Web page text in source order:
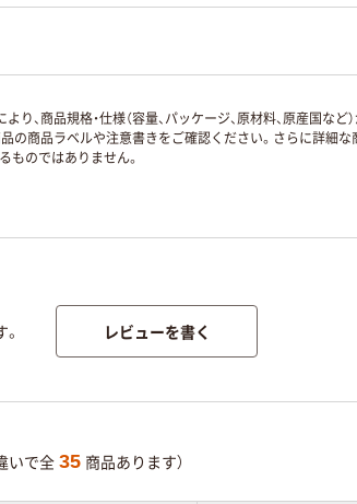
商品規格・仕様（容量、パッケージ、原材料、原産国な
商品ラベルや注意書きをご確認ください。さらに詳細な
ものではありません。
レビューを書く
いで全 35 商品あります）